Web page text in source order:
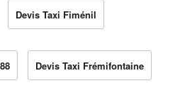
Devis Taxi Fiménil
Devis Taxi Frémifontaine